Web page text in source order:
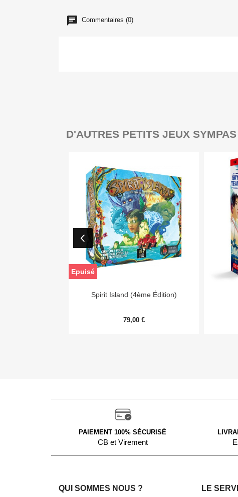
Commentaires (0)
D'AUTRES PETITS JEUX
Aperçu rapide
Spirit Island (4ème Édition)
79,00 €
Epuisé
PAIEMENT 100% SÉCURISÉ
CB et Virement
QUI SOMMES NOUS ? LE